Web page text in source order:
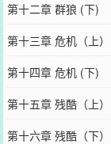
第十二章 群狼 (下)
第十三章 危机（上）
第十四章 危机 (下)
第十五章 残酷（上）
第十六章 残酷（下）